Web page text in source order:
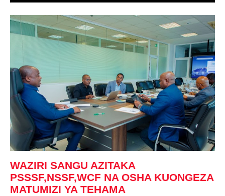
WAZIRI SANGU AZITAKA
PSSSF,NSSF,WCF NA OSHA KUONGEZA
MATUMIZI YA TEHAMA